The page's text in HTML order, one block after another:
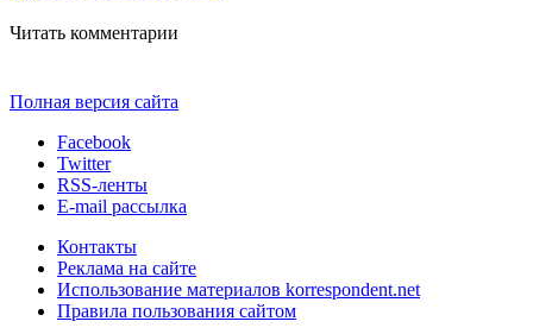
Читать комментарии
Полная версия сайта
Facebook
Twitter
RSS-ленты
E-mail рассылка
Контакты
Реклама на сайте
Использование материалов korrespondent.net
Правила пользования сайтом